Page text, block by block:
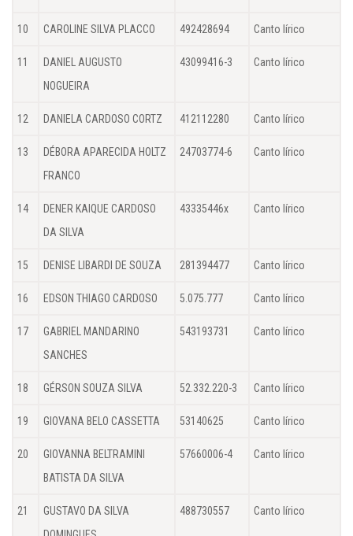
10 CAROLINE SILVA PLACCO 492428694 Canto lírico
11
DANIEL AUGUSTO
NOGUEIRA
43099416-3 Canto lírico
12 DANIELA CARDOSO CORTZ 412112280 Canto lírico
13
DÉBORA APARECIDA HOLTZ
FRANCO
24703774-6 Canto lírico
14
DENER KAIQUE CARDOSO
DA SILVA
43335446x Canto lírico
15 DENISE LIBARDI DE SOUZA 281394477 Canto lírico
16 EDSON THIAGO CARDOSO 5.075.777 Canto lírico
17
GABRIEL MANDARINO
SANCHES
543193731 Canto lírico
18 GÉRSON SOUZA SILVA 52.332.220-3 Canto lírico
19 GIOVANA BELO CASSETTA 53140625 Canto lírico
20
GIOVANNA BELTRAMINI
BATISTA DA SILVA
57660006-4 Canto lírico
21
GUSTAVO DA SILVA
488730557 Canto lírico